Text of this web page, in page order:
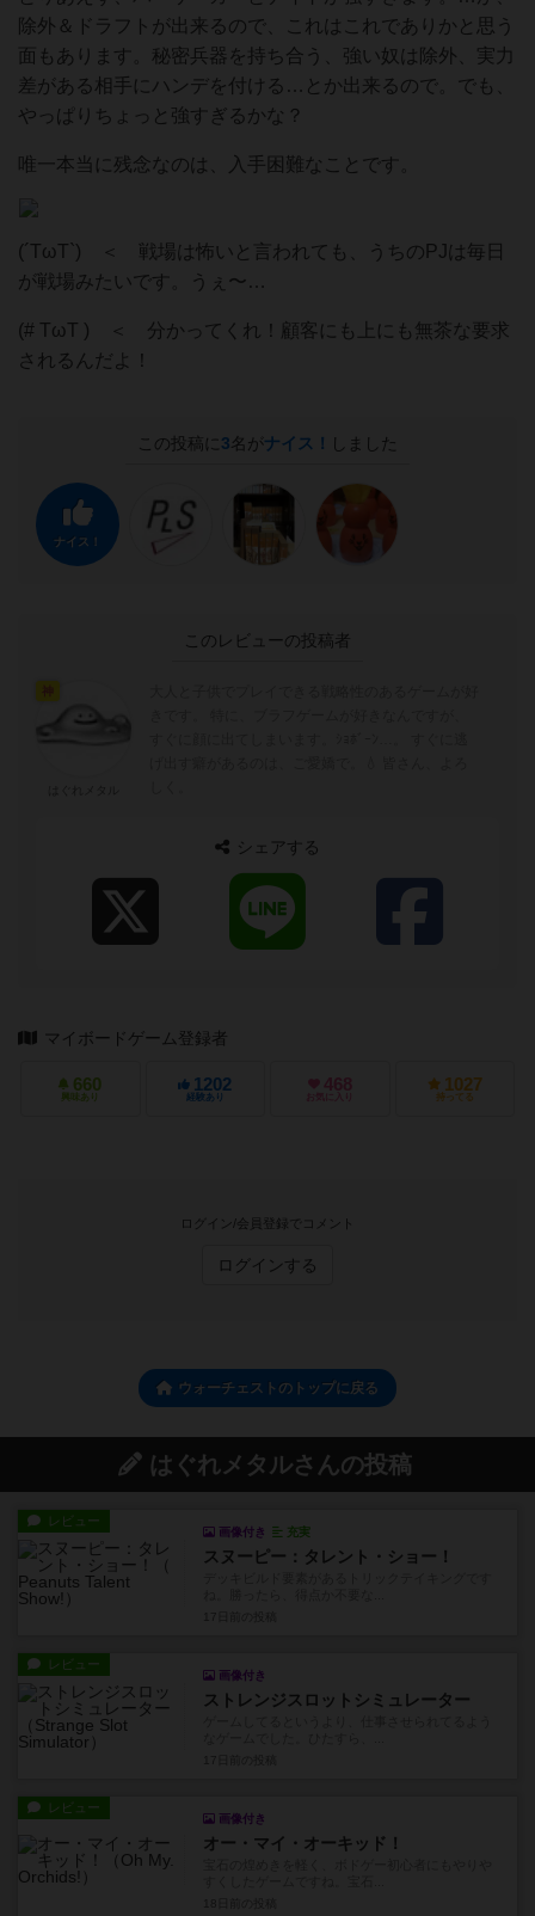
除外＆ドラフトが出来るので、これはこれでありかと思う
面もあります。秘密兵器を持ち合う、強い奴は除外、実力
差がある相手にハンデを付ける…とか出来るので。でも、
やっぱりちょっと強すぎるかな？
唯一本当に残念なのは、入手困難なことです。
(´TωT⁠`) ＜ 戦場は怖いと言われても、うちのPJは毎日
が戦場みたいです。うぇ〜…
(# TωT ) ＜ 分かってくれ！顧客にも上にも無茶な要求
されるんだよ！
この投稿に 3名がナイス！ しました
ナイス！
このレビューの投稿者
シェアする
マイボードゲーム登録者
660
興味あり
1202
経験あり
468
お気に入り
1027
持ってる
ログイン/会員登録でコメント
ログインする
ウォーチェストのトップに戻る
はぐれメタルさんの投稿
レビュー
画像付き 充実
スヌーピー：タレント・ショー！
レビュー
画像付き
ストレンジスロットシミュレーター
レビュー
画像付き
オー・マイ・オーキッド！